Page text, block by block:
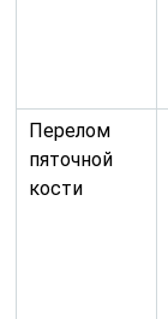
Перелом
пяточной
кости